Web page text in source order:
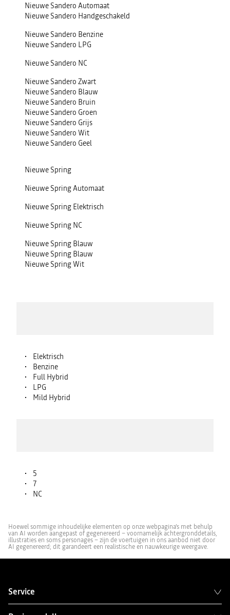
Nieuwe Sandero Automaat
Nieuwe Sandero Handgeschakeld
Nieuwe Sandero Benzine
Nieuwe Sandero LPG
Nieuwe Sandero NC
Nieuwe Sandero Zwart
Nieuwe Sandero Blauw
Nieuwe Sandero Bruin
Nieuwe Sandero Groen
Nieuwe Sandero Grijs
Nieuwe Sandero Wit
Nieuwe Sandero Geel
Nieuwe Spring
Nieuwe Spring Automaat
Nieuwe Spring Elektrisch
Nieuwe Spring NC
Nieuwe Spring Blauw
Nieuwe Spring Blauw
Nieuwe Spring Wit
Elektrisch
Benzine
Full Hybrid
LPG
Mild Hybrid
5
7
NC
Hoewel sommige inhoudelijke elementen op onze webpagina's met behulp
van AI worden aangepast of gegenereerd – voornamelijk achtergronddetails,
illustraties en soms personages – zijn de voertuigen in ons aanbod niet door
AI gegenereerd; dit garandeert een realistische en nauwkeurige weergave.
Service